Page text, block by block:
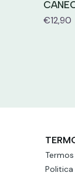
€12,90